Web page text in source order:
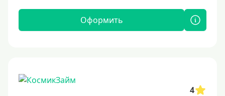
Оформить
4